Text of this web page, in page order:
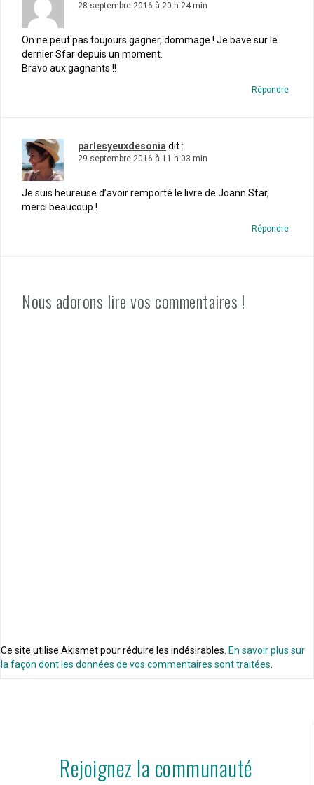
28 septembre 2016 à 20 h 24 min
On ne peut pas toujours gagner, dommage ! Je bave sur le
dernier Sfar depuis un moment.
Bravo aux gagnants !!
Répondre
parlesyeuxdesonia dit :
29 septembre 2016 à 11 h 03 min
Je suis heureuse d’avoir remporté le livre de Joann Sfar,
merci beaucoup !
Répondre
Nous adorons lire vos commentaires !
Ce site utilise Akismet pour réduire les indésirables. En savoir plus sur
la façon dont les données de vos commentaires sont traitées
Rejoignez la communauté